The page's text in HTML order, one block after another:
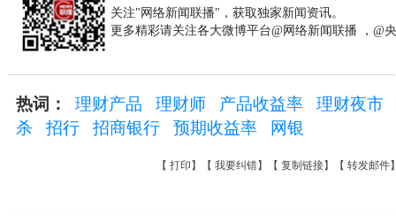
关注"网络新闻联播"，获取独家新闻资讯。
更多精彩请关注各大微博平台@网络新闻联播 ，@
热词： 理财产品 理财师 产品收益率
理财夜市
杀
招行 招商银行 预期收益率 网银
【 打印 】【 我要纠错】【 复制链接】【 转发邮件